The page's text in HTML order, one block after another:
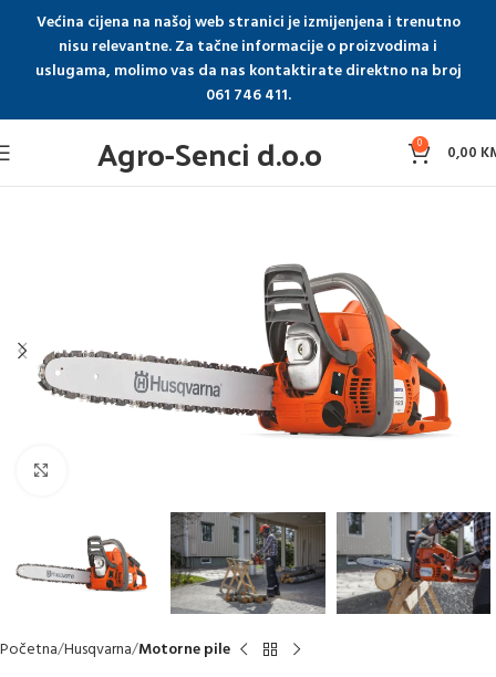
Većina cijena na našoj web stranici je izmijenjena i trenutno
nisu relevantne. Za tačne informacije o proizvodima i
uslugama, molimo vas da nas kontaktirate direktno na broj
061 746 411.
Agro-Senci d.o.o 0 0,00
Početna Husqvarna Motorne pile